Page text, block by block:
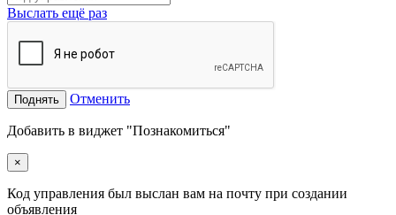
Выслать ещё раз
Поднять Отменить
Добавить в виджет "Познакомиться"
×
Код управления был выслан вам на почту при создании
объявления